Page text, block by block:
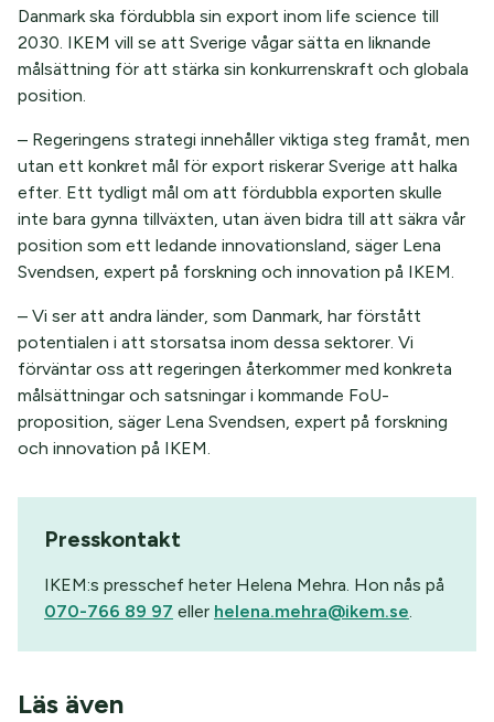
Danmark ska fördubbla sin export inom life science till
2030. IKEM vill se att Sverige vågar sätta en liknande
målsättning för att stärka sin konkurrenskraft och globala
position.
– Regeringens strategi innehåller viktiga steg framåt, men
utan ett konkret mål för export riskerar Sverige att halka
efter. Ett tydligt mål om att fördubbla exporten skulle
inte bara gynna tillväxten, utan även bidra till att säkra vår
position som ett ledande innovationsland, säger Lena
Svendsen, expert på forskning och innovation på IKEM.
– Vi ser att andra länder, som Danmark, har förstått
potentialen i att storsatsa inom dessa sektorer. Vi
förväntar oss att regeringen återkommer med konkreta
målsättningar och satsningar i kommande FoU-
proposition, säger Lena Svendsen, expert på forskning
och innovation på IKEM.
Presskontakt
IKEM:s presschef heter Helena Mehra. Hon nås på
070-766 89 97 eller helena.mehra@ikem.se.
Läs även